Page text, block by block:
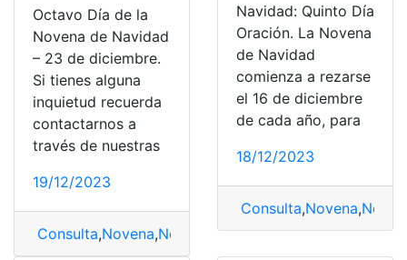
Octavo Día de la
Novena de Navidad
– 23 de diciembre.
Si tienes alguna
inquietud recuerda
contactarnos a
través de nuestras
19/12/2023
Consulta,Novena,Novena de Navidad,Octavo Día de
Navidad: Quinto Día
Oración. La Novena
de Navidad
comienza a rezarse
el 16 de diciembre
de cada año, para
18/12/2023
Consulta,Novena,